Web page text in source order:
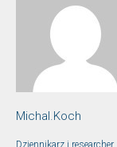
Michal.Koch
Dziennikarz i